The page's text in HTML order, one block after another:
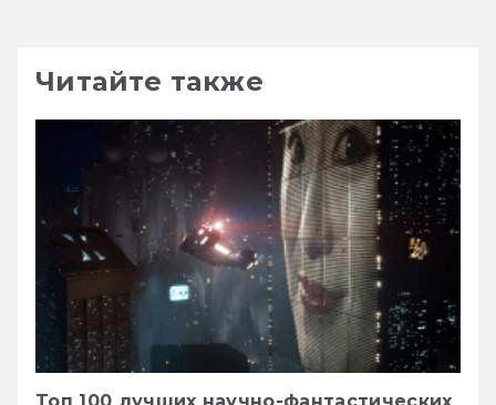
Читайте также
Топ 100 лучших научно-фантастических